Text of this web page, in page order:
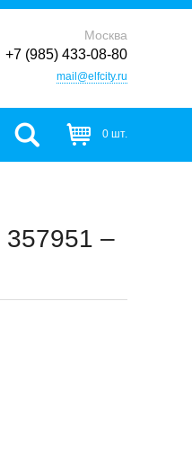
Москва
+7 (985) 433-08-80
mail@elfcity.ru
0 шт.
357951 –